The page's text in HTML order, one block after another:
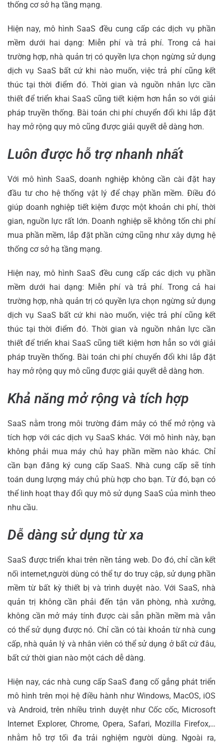
thống cơ sở hạ tầng mạng.
Hiện nay, mô hình SaaS đều cung cấp các dịch vụ phần
mềm dưới hai dạng: Miễn phí và trả phí. Trong cả hai
trường hợp, nhà quản trị có quyền lựa chọn ngừng sử dụng
dịch vụ SaaS bất cứ khi nào muốn, việc trả phí cũng kết
thúc tại thời điểm đó. Thời gian và nguồn nhân lực cần
thiết để triển khai SaaS cũng tiết kiệm hơn hẳn so với giải
pháp truyền thống. Bài toán chi phí chuyển đổi khi lắp đặt
hay mở rộng quy mô cũng được giải quyết dễ dàng hơn.
Luôn được hỗ trợ nhanh nhất
Với mô hình SaaS, doanh nghiệp không cần cài đặt hay
đầu tư cho hệ thống vật lý để chạy phần mềm. Điều đó
giúp doanh nghiệp tiết kiệm được một khoản chi phí, thời
gian, nguồn lực rất lớn. Doanh nghiệp sẽ không tốn chi phí
mua phần mềm, lắp đặt phần cứng cũng như xây dựng hệ
thống cơ sở hạ tầng mạng.
Hiện nay, mô hình SaaS đều cung cấp các dịch vụ phần
mềm dưới hai dạng: Miễn phí và trả phí. Trong cả hai
trường hợp, nhà quản trị có quyền lựa chọn ngừng sử dụng
dịch vụ SaaS bất cứ khi nào muốn, việc trả phí cũng kết
thúc tại thời điểm đó. Thời gian và nguồn nhân lực cần
thiết để triển khai SaaS cũng tiết kiệm hơn hẳn so với giải
pháp truyền thống. Bài toán chi phí chuyển đổi khi lắp đặt
hay mở rộng quy mô cũng được giải quyết dễ dàng hơn.
Khả năng mở rộng và tích hợp
SaaS nằm trong môi trường đám mây có thể mở rộng và
tích hợp với các dịch vụ SaaS khác. Với mô hình này, bạn
không phải mua máy chủ hay phần mềm nào khác. Chỉ
cần bạn đăng ký cung cấp SaaS. Nhà cung cấp sẽ tính
toán dung lượng máy chủ phù hợp cho bạn. Từ đó, bạn có
thể linh hoạt thay đổi quy mô sử dụng SaaS của mình theo
nhu cầu.
Dễ dàng sử dụng từ xa
SaaS được triển khai trên nền tảng web. Do đó, chỉ cần kết
nối internet,người dùng có thể tự do truy cập, sử dụng phần
mềm từ bất kỳ thiết bị và trình duyệt nào. Với SaaS, nhà
quản trị không cần phải đến tận văn phòng, nhà xưởng,
không cần mở máy tính được cài sẵn phần mềm mà vẫn
có thể sử dụng được nó. Chỉ cần có tài khoản từ nhà cung
cấp, nhà quản lý và nhân viên có thể sử dụng ở bất cứ đâu,
bất cứ thời gian nào một cách dễ dàng.
Hiện nay, các nhà cung cấp SaaS đang cố gắng phát triển
mô hình trên mọi hệ điều hành như Windows, MacOS, iOS
và Android, trên nhiều trình duyệt như Cốc cốc, Microsoft
Internet Explorer, Chrome, Opera, Safari, Mozilla Firefox,…
nhằm hỗ trợ tối đa trải nghiệm người dùng. Ngoài ra,